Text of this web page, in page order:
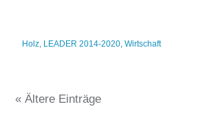
Holz, LEADER 2014-2020,Wirtschaft
« Ältere Einträge